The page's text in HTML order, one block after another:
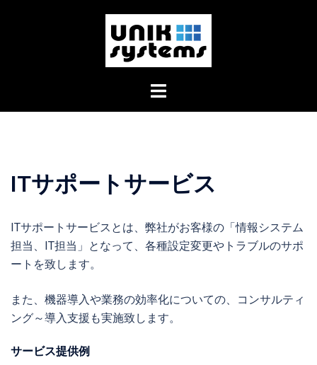
ト
ュ
ITサポートサービス
ITサポートサービスとは、弊社がお客様の「情報システム
担当、IT担当」となって、各種設定変更やトラブルのサポ
ートを致します。
また、機器導入や業務の効率化についての、コンサルティ
ング～導入支援も実施致します。
サービス提供例